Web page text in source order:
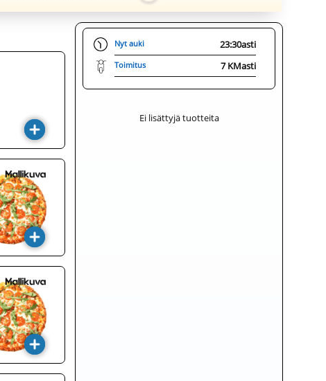
Nyt auki 23:30asti
Toimitus 7 KMasti
Ei lisättyjä tuotteita